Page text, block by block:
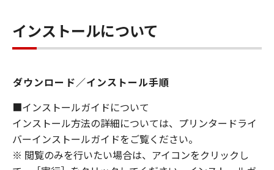
ウェア」、または「本ソフトウェア」の使用に
起因または関連してお客様と第三者との間に生
じたいかなる紛争についても、一切責任を負わ
８．契約期間
記のボタンをクリックした時点、または「本ソ
フトウェア」をインストールした時点で発効
し、下記(2)または(3)により終了されるまで有
効に存続します。
インストールについて
ダウンロード／インストール手順
■インストールガイドについて
インストール方法の詳細については、プリンタードライ
バーインストールガイドをご覧ください。
※ 閲覧のみを行いたい場合は、アイコンをクリックし